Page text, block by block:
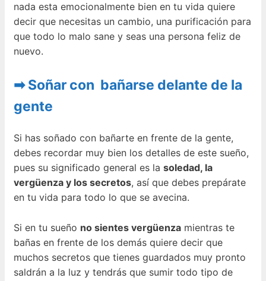
nada esta emocionalmente bien en tu vida quiere
decir que necesitas un cambio, una purificación para
que todo lo malo sane y seas una persona feliz de
nuevo.
➡ Soñar con bañarse delante de la
gente
Si has soñado con bañarte en frente de la gente,
debes recordar muy bien los detalles de este sueño,
pues su significado general es la soledad, la
vergüenza y los secretos, así que debes prepárate
en tu vida para todo lo que se avecina.
Si en tu sueño no sientes vergüenza mientras te
bañas en frente de los demás quiere decir que
muchos secretos que tienes guardados muy pronto
saldrán a la luz y tendrás que sumir todo tipo de